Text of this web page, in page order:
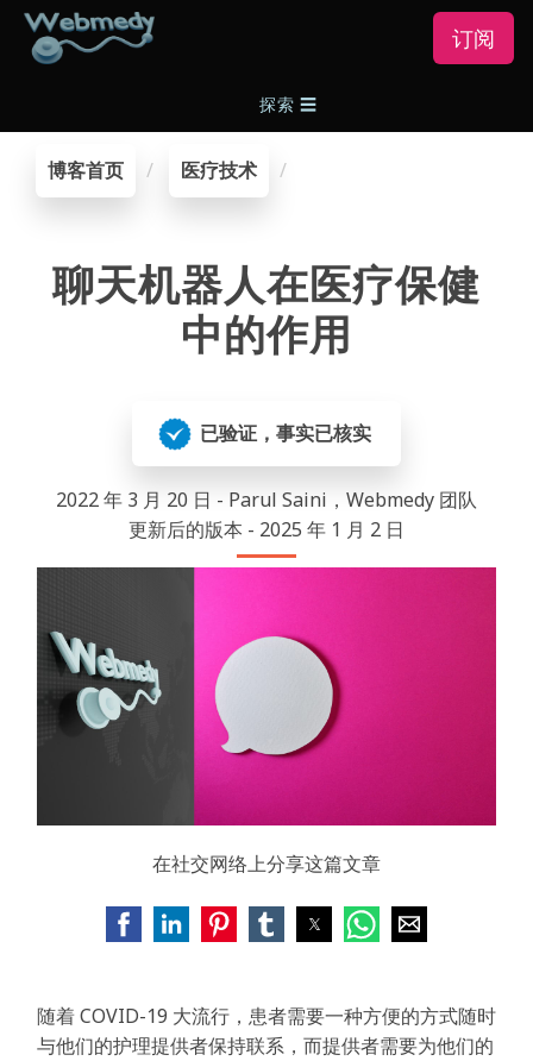
订阅
探索 ☰
博客首页 医疗技术
聊天机器人在医疗保健
中的作用
已验证，事实已核实
2022 年 3 月 20 日 - Parul Saini，Webmedy 团队
更新后的版本 - 2025 年 1 月 2 日
在社交网络上分享这篇文章
随着 COVID-19 大流行，患者需要一种方便的方式随时
与他们的护理提供者保持联系，而提供者需要为他们的